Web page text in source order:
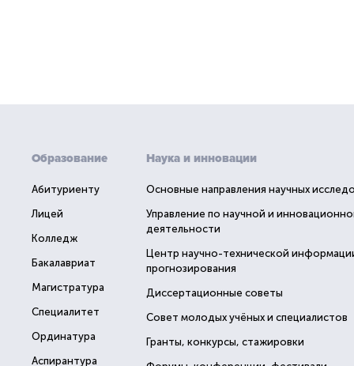
Образование
Абитуриенту
Лицей
Колледж
Бакалавриат
Магистратура
Специалитет
Ординатура
Аспирантура
Наука и инновации
Основные направления научных
Управление по научной и
деятельности
Центр научно-технической
прогнозирования
Диссертационные советы
Совет молодых учёных и специалистов
Гранты, конкурсы, стажировки